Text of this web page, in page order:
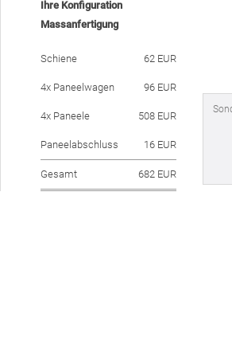
Ihre Konfiguration
Massanfertigung
Schiene 62 EUR
4x Paneelwagen 96 EUR
4x Paneele 508 EUR
Paneelabschluss 16 EUR
Gesamt 682 EUR